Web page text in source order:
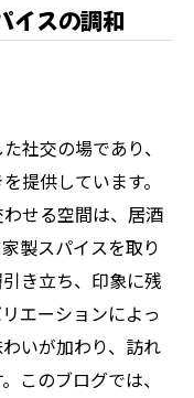
イスの調和
社交の場であり、
提供しています。
せる空間は、居酒
製スパイスを取り
き立ち、印象に残
エーションによっ
いが加わり、訪れ
このブログでは、